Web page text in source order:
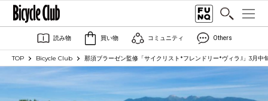
読み物 買い物 コミュニティ Others
TOP Bicycle Club 那須ブラーゼン監修「サイクリスト*フレンドリー*ヴィラ.I」3月中